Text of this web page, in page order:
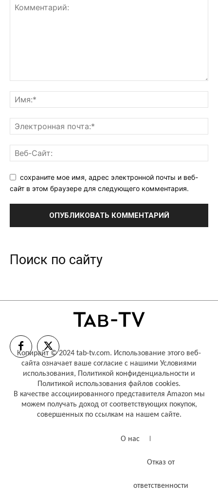
сохраните мое имя, адрес электронной почты и веб-
сайт в этом браузере для следующего комментария.
Поиск по сайту
Копирайт © 2024 tab-tv.com. Использование этого веб-
сайта означает ваше согласие с нашими Условиями
использования, Политикой конфиденциальности и
Политикой использования файлов cookies.
В качестве ассоциированного представителя Amazon мы
можем получать доход от соответствующих покупок,
совершенных по ссылкам на нашем сайте.
О нас
Отказ от
ответственности